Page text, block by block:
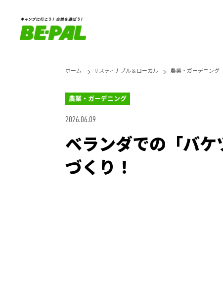
ホーム サスティナブル＆ローカル 農業・ガーデニング
農業・ガーデニング
2026.06.09
ベランダでの「バ
づくり！